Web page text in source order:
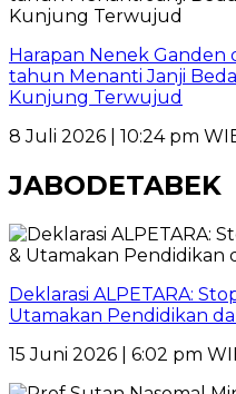
Harapan Nenek
tahun Menanti Janji
Kunjung Terwujud
8 Juli 2026 | 10:24 pm
JABODETABEK
Deklarasi ALPETARA:
Utamakan Pendidikan
15 Juni 2026 | 6:02 pm